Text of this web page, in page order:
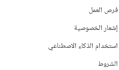
فرص العمل
إشعار الخصوصية
استخدام الذكاء الاصطناعي
الشروط